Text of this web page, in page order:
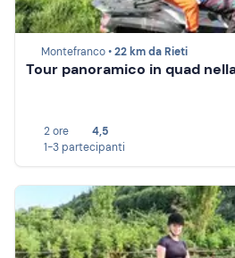
Montefranco •22 km da Rieti
Tour panoramico in quad
2 ore
4,5
1-3 partecipanti